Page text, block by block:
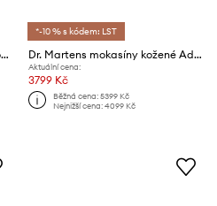
Dr. Martens polobotky kožené Lowell
*-10 % s kódem: LST
Dr. Martens mokasíny kožené Adrian Ben Tassel Loafer
Aktuální cena:
3799 Kč
Běžná cena:5399 Kč
Nejnižší cena:4099 Kč